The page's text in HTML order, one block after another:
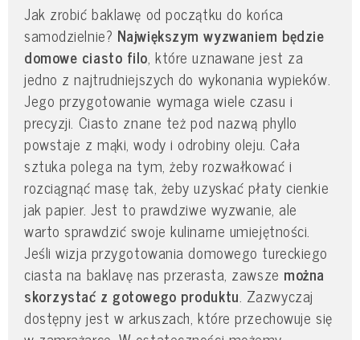
Jak zrobić baklawę od początku do końca
samodzielnie? Największym wyzwaniem będzie
domowe ciasto filo, które uznawane jest za
jedno z najtrudniejszych do wykonania wypieków.
Jego przygotowanie wymaga wiele czasu i
precyzji. Ciasto znane też pod nazwą phyllo
powstaje z mąki, wody i odrobiny oleju. Cała
sztuka polega na tym, żeby rozwałkować i
rozciągnąć masę tak, żeby uzyskać płaty cienkie
jak papier. Jest to prawdziwe wyzwanie, ale
warto sprawdzić swoje kulinarne umiejętności.
Jeśli wizja przygotowania domowego tureckiego
ciasta na baklavę nas przerasta, zawsze można
skorzystać z gotowego produktu. Zazwyczaj
dostępny jest w arkuszach, które przechowuje się